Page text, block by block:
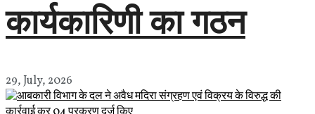
कार्यकारिणी का गठन
29, July, 2026